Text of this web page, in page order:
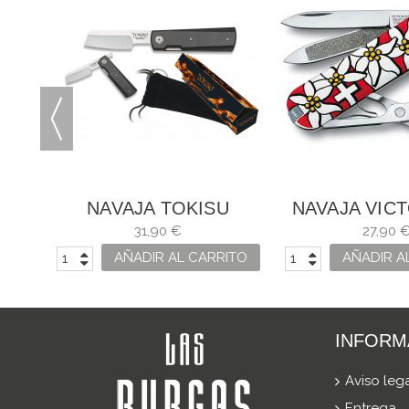
NAVAJA TOKISU
CARBONO
31,90 €
AÑADIR AL CARRITO
NAVAJA
CLASSIC
USOS
27,90 €
AÑADIR
Aviso